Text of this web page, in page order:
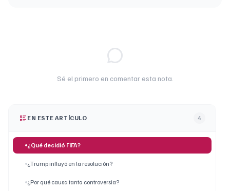
Sé el primero en comentar esta nota.
EN ESTE ARTÍCULO 4
¿Qué decidió FIFA?
¿Trump influyó en la resolución?
¿Por qué causa tanta controversia?